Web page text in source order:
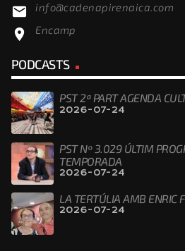
email info@cadenapirenaica.com
location_on Encamp
PODCASTS
PST 2ª PART AGENDA
2026-07-24
PST Nº 3.029 ÚLTIM
TEMPORADA
2026-07-24
LA TERTÚLIA AMB ENRIC
2026-07-24